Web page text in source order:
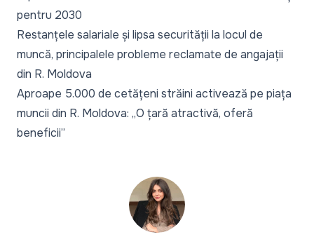
pentru 2030
Restanțele salariale și lipsa securității la locul de
muncă, principalele probleme reclamate de angajații
din R. Moldova
Aproape 5.000 de cetățeni străini activează pe piața
muncii din R. Moldova: „O țară atractivă, oferă
beneficii”